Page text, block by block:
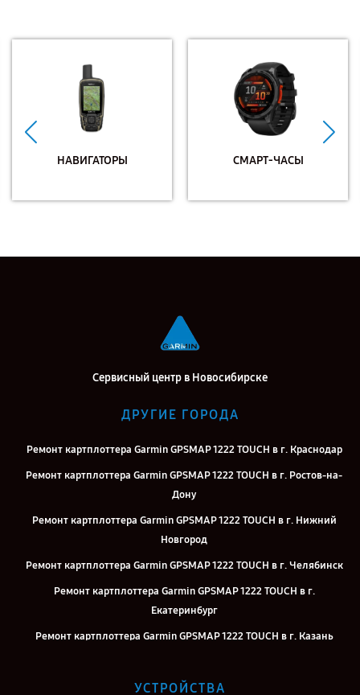
НАВИГАТОРЫ СМАРТ-ЧАСЫ
Сервисный центр в Новосибирске
ДРУГИЕ ГОРОДА
Ремонт картплоттера Garmin GPSMAP 1222 TOUCH в г. Краснодар
Ремонт картплоттера Garmin GPSMAP 1222 TOUCH в г. Ростов-на-
Дону
Ремонт картплоттера Garmin GPSMAP 1222 TOUCH в г. Нижний
Новгород
Ремонт картплоттера Garmin GPSMAP 1222 TOUCH в г. Челябинск
Ремонт картплоттера Garmin GPSMAP 1222 TOUCH в г.
Екатеринбург
Ремонт картплоттера Garmin GPSMAP 1222 TOUCH в г. Казань
Ремонт картплоттера Garmin GPSMAP 1222 TOUCH в г. Саратов
УСТРОЙСТВА